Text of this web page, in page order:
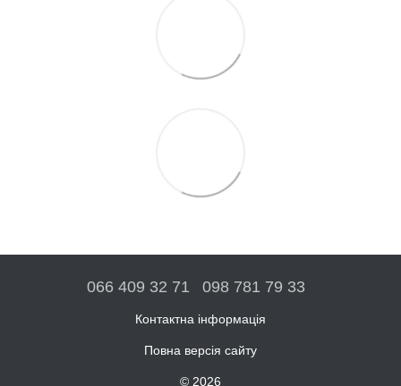
066 409 32 71 098 781 79 33
Контактна інформація
Повна версія сайту
© 2026